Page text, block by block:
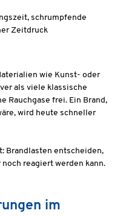
schrumpfende
Zeitdruck
wie Kunst- oder
als viele klassische
Rauchgase frei. Ein Brand,
wird heute schneller
Brandlasten entscheiden,
reagiert werden kann.
im